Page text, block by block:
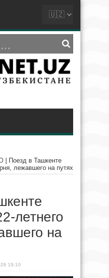
Поезд в Ташкенте
лежавшего на путях
летнего
на
19:10